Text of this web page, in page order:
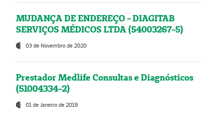
MUDANÇA DE ENDEREÇO - DIAGITAB
SERVIÇOS MÉDICOS LTDA (54003267-5)
03 de Novembro de 2020
Prestador Medlife Consultas e Diagnósticos
(51004334-2)
01 de Janeiro de 2019